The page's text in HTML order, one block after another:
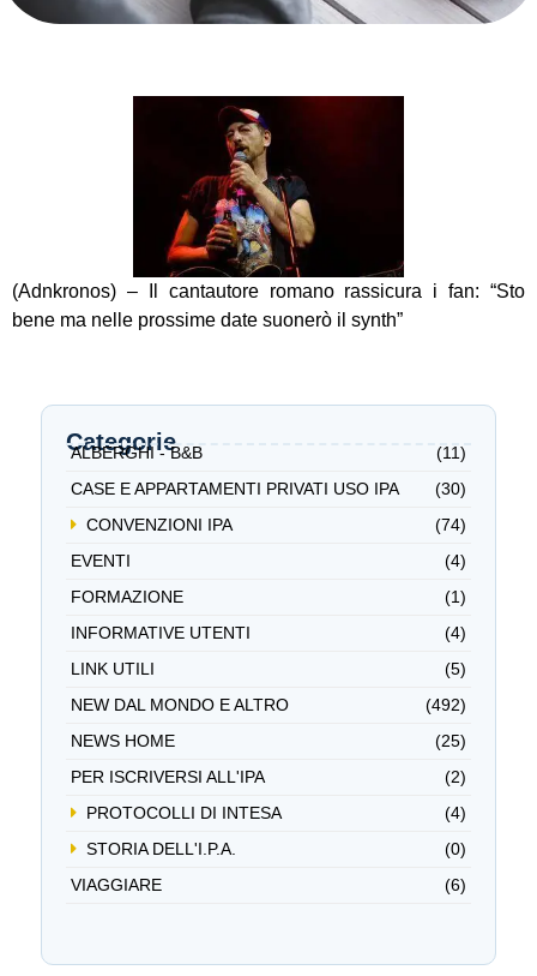
(Adnkronos) – Il cantautore romano rassicura i fan: “Sto
bene ma nelle prossime date suonerò il synth”
Categorie
ALBERGHI - B&B
(11)
CASE E APPARTAMENTI PRIVATI USO IPA
(30)
CONVENZIONI IPA
(74)
EVENTI
(4)
FORMAZIONE
(1)
INFORMATIVE UTENTI
(4)
LINK UTILI
(5)
NEW DAL MONDO E ALTRO
(492)
NEWS HOME
(25)
PER ISCRIVERSI ALL'IPA
(2)
PROTOCOLLI DI INTESA
(4)
STORIA DELL'I.P.A.
(0)
VIAGGIARE
(6)